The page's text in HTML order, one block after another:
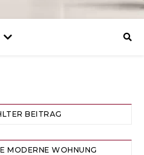
BEITRAG
MODERNE WOHNUNG